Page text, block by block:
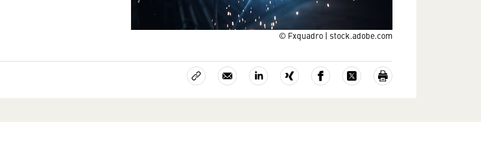
© Fxquadro | stock.adobe.com